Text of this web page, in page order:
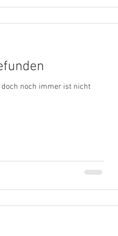
doch noch immer ist nicht